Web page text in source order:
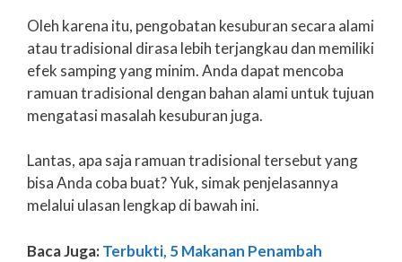
Oleh karena itu, pengobatan kesuburan secara alami
atau tradisional dirasa lebih terjangkau dan memiliki
efek samping yang minim. Anda dapat mencoba
ramuan tradisional dengan bahan alami untuk tujuan
mengatasi masalah kesuburan juga.
Lantas, apa saja ramuan tradisional tersebut yang
bisa Anda coba buat? Yuk, simak penjelasannya
melalui ulasan lengkap di bawah ini.
Baca Juga:Terbukti, 5 Makanan Penambah